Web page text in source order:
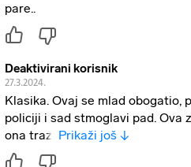
pare..
Deaktivirani korisnik
27.3.2024.
Klasika. Ovaj se mlad obogatio,
policiji i sad stmoglavi pad. Ova
ona trazi Prikaži još ↓